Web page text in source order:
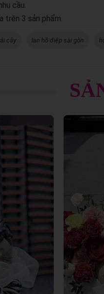
cầu.
trên 3 sản phẩm.
cây lan hồ điệp sài gòn